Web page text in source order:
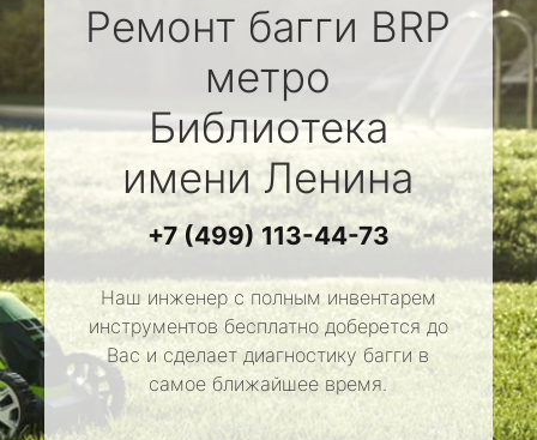
Ремонт багги BRP
метро
Библиотека
имени Ленина
+7 (499) 113-44-73
Наш инженер с полным инвентарем
инструментов бесплатно доберется до
Вас и сделает диагностику багги в
самое ближайшее время.